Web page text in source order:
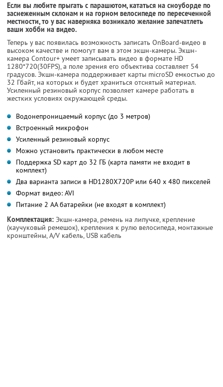
Если вы любите прыгать с парашютом, кататься на сноуборде по
заснеженным склонам и на горном велосипеде по пересеченной
местности, то у вас наверняка возникало желание запечатлеть
ваши хобби на видео.
Теперь у вас появилась возможность записать OnBoard-видео в
высоком качестве и помогут вам в этом экшн-камеры. Экшн-
камера Contour+ умеет записывать видео в формате HD
1280*720(30FPS), а поле зрения его объектива составляет 54
градусов. Экшн-камера поддерживает карты microSD емкостью до
32 Гбайт, на которых и будет храниться отснятый материал.
Усиленный резиновый корпус позволяет камере работать в
жестких условиях окружающей среды.
Водонепроницаемый корпус (до 3 метров)
Встроенный микрофон
Усиленный резиновый корпус
Можно установить практически в любом месте
Поддержка SD карт до 32 ГБ (карта памяти не входит в
комплект)
Два варианта записи в HD1280X720P или 640 х 480 пикселей
Формат видео: AVI
Питание 2 АА батарейки (не входят в комплект)
Комплектация: Экшн-камера, ремень на липучке, крепление
(каучуковый ремешок), крепления к рулю велосипеда, монтажные
кронштейны, A/V кабель, USB кабель